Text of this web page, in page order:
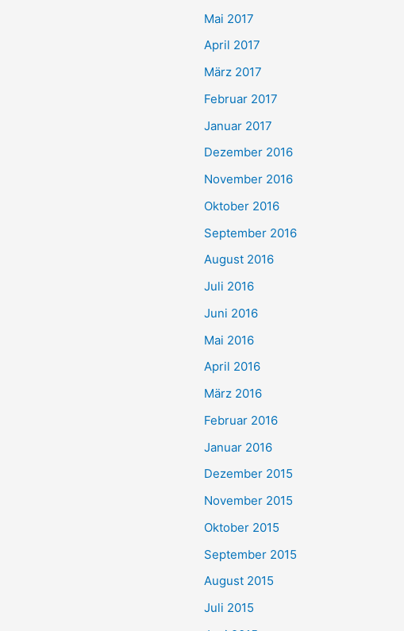
Mai 2017
April 2017
März 2017
Februar 2017
Januar 2017
Dezember 2016
November 2016
Oktober 2016
September 2016
August 2016
Juli 2016
Juni 2016
Mai 2016
April 2016
März 2016
Februar 2016
Januar 2016
Dezember 2015
November 2015
Oktober 2015
September 2015
August 2015
Juli 2015